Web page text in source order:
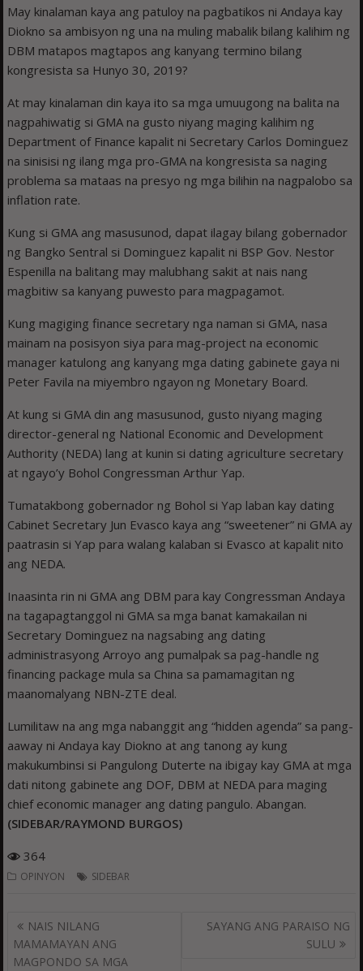
May kinalaman kaya ang patuloy na pagbatikos ni Andaya kay
Diokno sa ambisyon ng una na muling mabalik bilang kalihim ng
DBM matapos magtapos ang kanyang termino bilang
kongresista sa Hunyo 30, 2019?
At may kinalaman din kaya ito sa mga umuugong na balita na
nagpahiwatig si GMA na gusto niyang maging kalihim ng
Department of Finance kapalit ni Secretary Carlos Dominguez
na sinisisi ng ilang mga pro-GMA na kongresista sa naging
problema sa mataas na presyo ng mga bilihin na nagpalobo sa
inflation rate.
Kung si GMA ang masusunod, dapat ilagay bilang gobernador
ng Bangko Sentral si Dominguez kapalit ni BSP Gov. Nestor
Espenilla na balitang may malubhang sakit at nais nang
magbitiw sa kanyang puwesto para magpagamot.
Kung magiging finance secretary nga naman si GMA, nasa
mainam na posisyon siya para mag-project na economic
manager katulong ang kanyang mga dating gabinete gaya ni
Peter Favila na miyembro ngayon ng Monetary Board.
At kung si GMA din ang masusunod, gusto niyang maging
director-general ng National Economic and Development
Authority (NEDA) lang at kunin si dating agriculture secretary
at ngayo’y Bohol Congressman Arthur Yap.
Tumatakbong gobernador ng Bohol si Yap laban kay dating
Cabinet Secretary Jun Evasco kaya ang “sweetener” ni GMA ay
paatrasin si Yap para walang kalaban si Evasco at kapalit nito
ang NEDA.
Inaasinta rin ni GMA ang DBM para kay Congressman Andaya
na tagapagtanggol ni GMA sa mga banat kamakailan ni
Secretary Dominguez na nagsabing ang dating
administrasyong Arroyo ang pumalpak sa pag-handle ng
financing package mula sa China sa pamamagitan ng
maanomalyang NBN-ZTE deal.
Lumilitaw na ang mga nabanggit ang “hidden agenda” sa pang-
aaway ni Andaya kay Diokno at ang tanong ay kung
makukumbinsi si Pangulong Duterte na ibigay kay GMA at mga
dati nitong gabinete ang DOF, DBM at NEDA para maging
chief economic manager ang dating pangulo. Abangan.
(SIDEBAR/RAYMOND BURGOS)
364
OPINYON SIDEBAR
Post
navigation
NAIS NILANG
MAMAMAYAN ANG
MAGPONDO SA MGA
SAYANG ANG PARAISO NG
SULU